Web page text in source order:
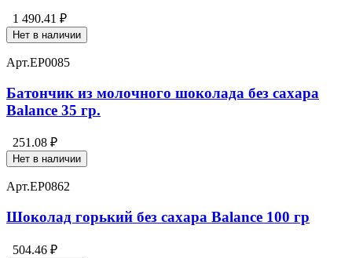
1 490.41 ₽
Нет в наличии
Арт.EP0085
Батончик из молочного шоколада без сахара
Balance 35 гр.
251.08 ₽
Нет в наличии
Арт.EP0862
Шоколад горький без сахара Balance 100 гр
504.46 ₽